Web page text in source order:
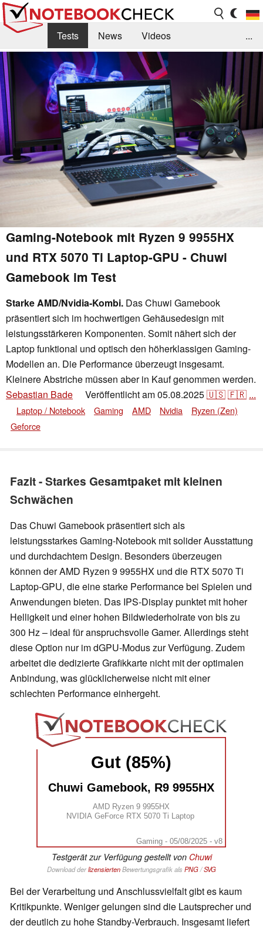
Tests News
Videos
Benchmarks & Tech
Externe Tests
Kaufberatung
Deals Suche
Forum
...
Gaming-Notebook mit Ryzen 9 9955HX
und RTX 5070 Ti Laptop-GPU - Chuwi
Gamebook im Test
Starke AMD/Nvidia-Kombi. Das Chuwi Gamebook
präsentiert sich im hochwertigen Gehäusedesign mit
leistungsstärkeren Komponenten. Somit nähert sich der
Laptop funktional und optisch den höherklassigen Gaming-
Modellen an. Die Performance überzeugt insgesamt.
Kleinere Abstriche müssen aber in Kauf genommen werden.
Sebastian Bade
Veröffentlicht am05.08.2025🇺🇸🇫🇷 ...
Laptop / Notebook Gaming AMD Nvidia
Ryzen (Zen)
Geforce
Fazit - Starkes Gesamtpaket mit kleinen
Schwächen
Das Chuwi Gamebook präsentiert sich als
leistungsstarkes Gaming-Notebook mit solider Ausstattung
und durchdachtem Design. Besonders überzeugen
können der AMD Ryzen 9 9955HX und die RTX 5070 Ti
Laptop-GPU, die eine starke Performance bei Spielen und
Anwendungen bieten. Das IPS-Display punktet mit hoher
Helligkeit und einer hohen Bildwiederholrate von bis zu
300 Hz – ideal für anspruchsvolle Gamer. Allerdings steht
diese Option nur im dGPU-Modus zur Verfügung. Zudem
arbeitet die dedizierte Grafikkarte nicht mit der optimalen
Anbindung, was glücklicherweise nicht mit einer
schlechten Performance einhergeht.
Gut (85%)
Chuwi Gamebook, R9 9955HX
AMD Ryzen 9 9955HX
NVIDIA GeForce RTX 5070 Ti Laptop
Gaming - 05/08/2025 - v8
Testgerät zur Verfügung gestellt von Chuwi
Download derlizensiertenBewertungsgrafik als PNG/SVG
Bei der Verarbeitung und Anschlussvielfalt gibt es kaum
Kritikpunkte. Weniger gelungen sind die Lautsprecher und
der deutlich zu hohe Standby-Verbrauch. Insgesamt liefert